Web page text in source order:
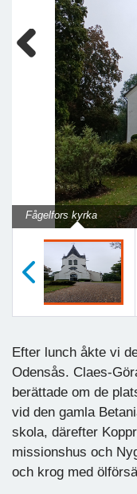
Fågelfors kyrka
Efter lunch åkte vi
Odensås. Claes-
berättade om de
vid den gamla
skola, därefter
missionshus och
och krog med